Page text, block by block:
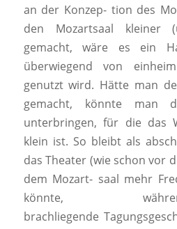
an der Konzep- tion des
den Mozartsaal kleiner
gemacht, wäre es ein
überwiegend von
genutzt wird. Hätte man
gemacht, könnte man
unterbringen, für die das
klein ist. So bleibt als
das Theater (wie schon vor
dem Mozart- saal mehr
könnte,
brachliegende